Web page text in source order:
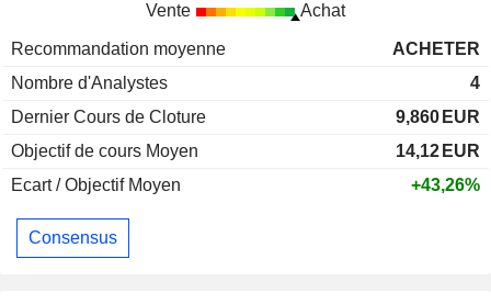
Vente Achat
Recommandation moyenne
ACHETER
Nombre d'Analystes
4
Dernier Cours de Cloture
9,860 EUR
Objectif de cours Moyen
14,12 EUR
Ecart / Objectif Moyen
+43,26%
Consensus